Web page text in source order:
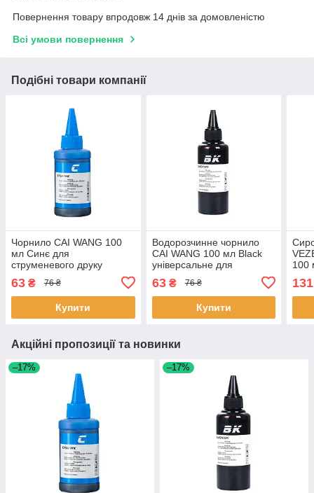
Повернення товару впродовж 14 днів за домовленістю
Всі умови повернення
Подібні товари компанії
Чорнило CAI WANG 100
мл Синє для
струменевого друку
заправки БФП принтера
водорозчинні 8 шт.
63 ₴ 76 ₴
Купити
Водорозчинне чорнило
CAI WANG 100 мл Black
універсальне для
63₴ 76 ₴
Купити
100
131
Акційні пропозиції та новинки
–17% –17%